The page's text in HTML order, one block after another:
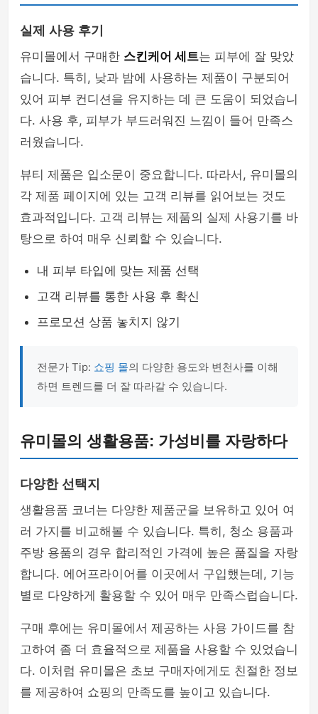
실제 사용 후기
유미몰에서 구매한 스킨케어 세트는 피부에 잘 맞았
습니다. 특히, 낮과 밤에 사용하는 제품이 구분되어
있어 피부 컨디션을 유지하는 데 큰 도움이 되었습니
다. 사용 후, 피부가 부드러워진 느낌이 들어 만족스
러웠습니다.
뷰티 제품은 입소문이 중요합니다. 따라서, 유미몰의
각 제품 페이지에 있는 고객 리뷰를 읽어보는 것도
효과적입니다. 고객 리뷰는 제품의 실제 사용기를 바
탕으로 하여 매우 신뢰할 수 있습니다.
내 피부 타입에 맞는 제품 선택
고객 리뷰를 통한 사용 후 확신
프로모션 상품 놓치지 않기
전문가 Tip: 쇼핑 몰의 다양한 용도와 변천사를 이해
하면 트렌드를 더 잘 따라갈 수 있습니다.
유미몰의 생활용품: 가성비를 자랑하다
다양한 선택지
생활용품 코너는 다양한 제품군을 보유하고 있어 여
러 가지를 비교해볼 수 있습니다. 특히, 청소 용품과
주방 용품의 경우 합리적인 가격에 높은 품질을 자랑
합니다. 에어프라이어를 이곳에서 구입했는데, 기능
별로 다양하게 활용할 수 있어 매우 만족스럽습니다.
구매 후에는 유미몰에서 제공하는 사용 가이드를 참
고하여 좀 더 효율적으로 제품을 사용할 수 있었습니
다. 이처럼 유미몰은 초보 구매자에게도 친절한 정보
를 제공하여 쇼핑의 만족도를 높이고 있습니다.